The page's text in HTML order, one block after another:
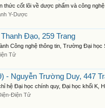
cốt lõi về dược phẩm và công
Y-Dược
Đạo, 259 Trang
Công nghệ thông tin, Trường Đại học
Tử
- Nguyễn Trường Duy, 447
hệ Đại học chính quy, Đại học khối K,
Điện Tử